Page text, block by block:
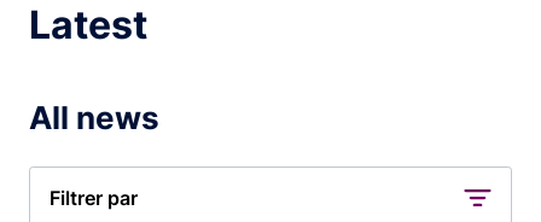
Latest
All news
Filtrer par